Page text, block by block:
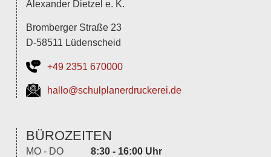
Alexander Dietzel e. K.
Bromberger Straße 23
D-58511 Lüdenscheid
+49 2351 670000
hallo@schulplanerdruckerei.de
BÜROZEITEN
MO - DO 8:30 - 16:00 Uhr